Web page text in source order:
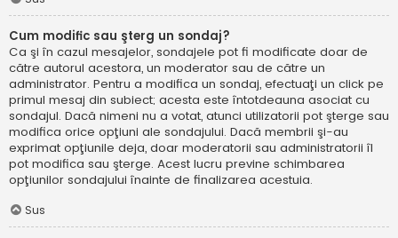
Cum modific sau şterg un sondaj?
Ca şi în cazul mesajelor, sondajele pot fi modificate doar de
către autorul acestora, un moderator sau de către un
administrator. Pentru a modifica un sondaj, efectuaţi un click pe
primul mesaj din subiect; acesta este întotdeauna asociat cu
sondajul. Dacă nimeni nu a votat, atunci utilizatorii pot şterge sau
modifica orice opţiuni ale sondajului. Dacă membrii şi-au
exprimat opţiunile deja, doar moderatorii sau administratorii îl
pot modifica sau şterge. Acest lucru previne schimbarea
opţiunilor sondajului înainte de finalizarea acestuia.
Sus